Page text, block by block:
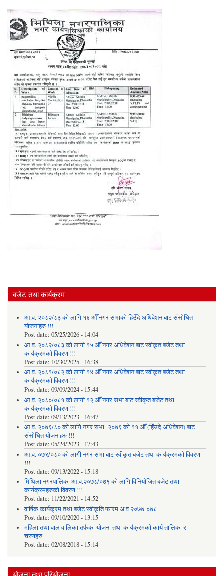
बजेट तथा कार्यक्रम
आ.व. २०८२/८३ को लागि १६ औँ नगर सभाको हिउँदे अधिवेशन बाट संसोधित
योजनाहरु !!!
Post date: 05/25/2026 - 14:04
आ.व. २०८२/०८३ को लागी १५ औँ नगर अधिवेशन बाट स्वीकृत बजेट तथा
कार्यक्रमको विवरण !!!
Post date: 10/30/2025 - 16:38
आ.व. २०८१/०८२ को लागी १४ औँ नगर अधिवेशन बाट स्वीकृत बजेट तथा
कार्यक्रमको विवरण !!!
Post date: 09/09/2024 - 15:44
आ.व. २०८०/०८१ को लागी १२ औँ नगर सभा बाट स्वीकृत बजेट तथा
कार्यक्रमको विवरण !!!
Post date: 09/13/2023 - 16:47
आ.व. २०७९/८० को लागि नगर सभा -२०७९ को ११ औँ (हिँउदे अधिवेशन) बाट
संसोधित योजनाहरु !!!
Post date: 05/24/2023 - 17:43
आ.व. ०७९/०८० को लागी नगर सभा बाट स्वीकृत बजेट तथा कार्यक्रमको विवरण
!!!
Post date: 09/13/2022 - 15:18
मिथिला नगरपालिका आ.व.२०७८/०७९ को लागि विनियोजित बजेट तथा
कार्यक्रमहरुको विवरण !!!
Post date: 11/22/2021 - 14:52
वार्षिक कार्यक्रम तथा बजेट स्वीकृति फारम अ.व २०७७-०७८
Post date: 09/10/2020 - 13:15
महिला तथा वाल वालिका तर्फका याेजना तथा कार्यक्रमकाे कार्य तालिका र
चरणहरु
Post date: 02/08/2018 - 15:14